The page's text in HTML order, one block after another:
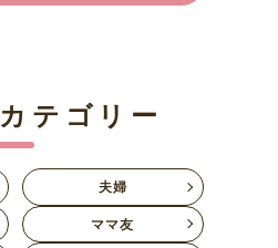
テゴリー
夫婦
ママ友